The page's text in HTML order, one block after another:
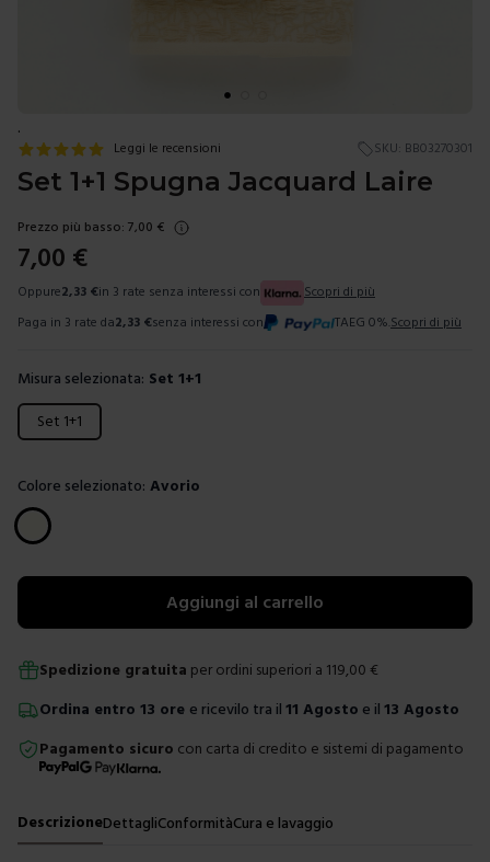
.
Leggi le recensioni SKU: BB03270301
Set 1+1 Spugna Jacquard Laire
Prezzo più basso: 7,00 €
7,00 €
Oppure2,33 €in 3 rate senza interessi con
Scopri di più
Paga in 3 rate da2,33 €senza interessi con TAEG 0%. Scopri di più
Misura selezionata: Set 1+1
Scegli una misura
Set 1+1
Colore selezionato: Avorio
Scegli un colore
Aggiungi al carrello
Spedizione gratuita per ordini superiori a 119,00 €
Ordina entro 13 ore e ricevilo tra il 11 Agosto e il 13 Agosto
Pagamento sicuro con carta di credito e sistemi di pagamento
DescrizioneDettagliConformitàCura e lavaggio